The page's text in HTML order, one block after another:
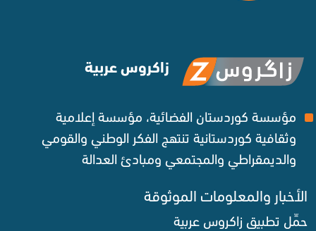
زاكروس عربية
مؤسسة كوردستان الفضائية، مؤسسة إعلامية
وثقافية كوردستانية تنتهج الفكر الوطني والقومي
والديمقراطي والمجتمعي ومبادئ العدالة ‌
الأخبار والمعلومات الموثوقة‌
حمِّل تطبيق زاكروس عربية